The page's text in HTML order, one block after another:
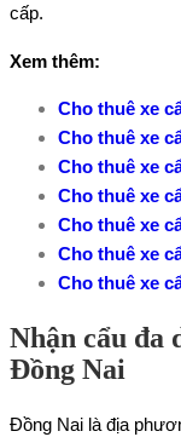
cấp.
Xem thêm:
Cho thuê xe
Cho thuê xe
Cho thuê xe
Cho thuê xe
Cho thuê xe
Cho thuê xe
Cho thuê xe
Nhận cẩu đa
Đồng Nai
Đồng Nai là địa